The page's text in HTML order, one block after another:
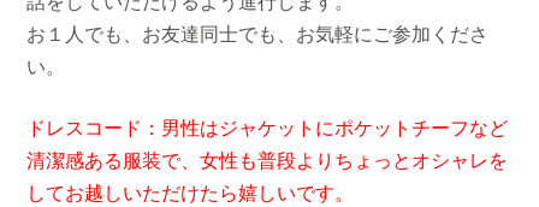
お１人でも、お友達同士でも、お気軽にご参加くださ
い。
ドレスコード：男性はジャケットにポケットチーフなど
清潔感ある服装で、女性も普段よりちょっとオシャレを
してお越しいただけたら嬉しいです。